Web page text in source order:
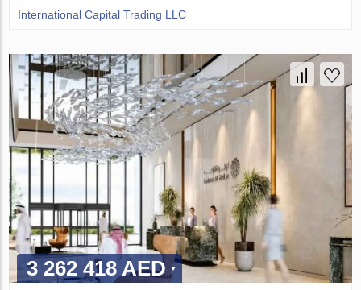
International Capital Trading LLC
3 262 418 AED